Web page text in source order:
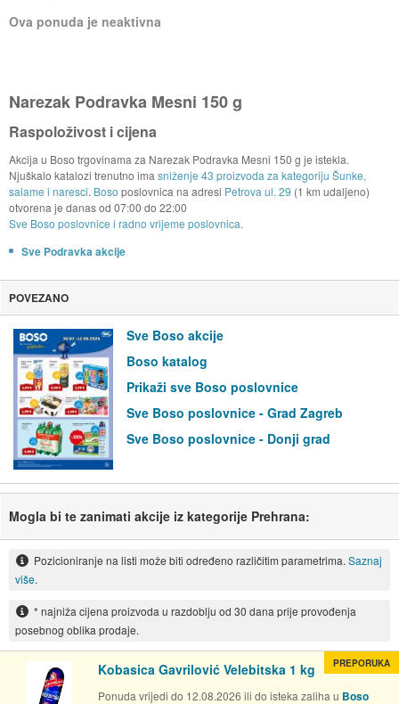
Ova ponuda je neaktivna
Narezak Podravka Mesni 150 g
Raspoloživost i cijena
Akcija u Boso trgovinama za Narezak Podravka Mesni 150 g je istekla.
Njuškalo katalozi trenutno ima sniženje 43 proizvoda za kategoriju Šunke,
salame i naresci. Boso poslovnica na adresi Petrova ul. 29 (1 km udaljeno)
otvorena je danas od 07:00 do 22:00
Sve Boso poslovnice i radno vrijeme poslovnica.
Sve Podravka akcije
POVEZANO
Sve Boso akcije
Boso katalog
Prikaži sve Boso poslovnice
Sve Boso poslovnice - Grad Zagreb
Sve Boso poslovnice - Donji grad
Mogla bi te zanimati akcije iz kategorije Prehrana:
Pozicioniranje na listi može biti određeno različitim parametrima. Saznaj
više.
* najniža cijena proizvoda u razdoblju od 30 dana prije provođenja
posebnog oblika prodaje.
Kobasica Gavrilović Velebitska 1 kg
Ponuda vrijedi do 12.08.2026 ili do isteka zaliha u Boso
PREPORUKA